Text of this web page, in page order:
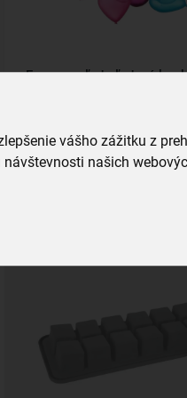
vášho zážitku z
našich
Forma na ľad - ľadové
3,59 €
Vložiť do košíka